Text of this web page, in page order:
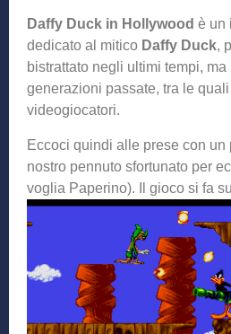
Daffy Duck in Hollywood è un
dedicato al mitico Daffy Duck,
bistrattato negli ultimi tempi,
generazioni passate, tra le
videogiocatori.
Eccoci quindi alle prese con un
nostro pennuto sfortunato per
voglia Paperino). Il gioco si fa